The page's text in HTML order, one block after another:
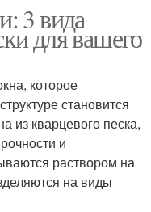
3 вида
для вашего
которое
становится
из кварцевого песка,
и
раствором на
на виды